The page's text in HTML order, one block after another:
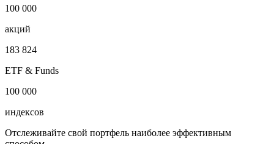
1 000 000
облигаций
100 000
акций
183 824
ETF & Funds
100 000